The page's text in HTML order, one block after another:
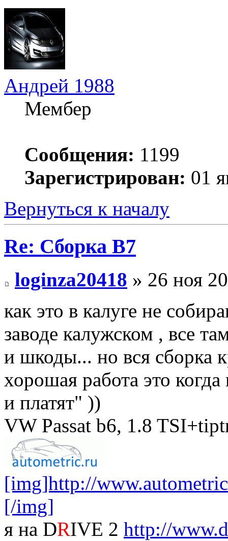
Андрей 1988
Мембер
Сообщения: 1199
Зарегистрирован: 01
Вернуться к началу
Re: Сборка B7
loginza20418 » 26 ноя
как это в калуге не
заводе калужском , все
и шкоды... но вся сборка
хорошая работа это
и платят" ))
VW Passat b6, 1.8
[img]http://
[/img]
я на DRIVE 2 http://